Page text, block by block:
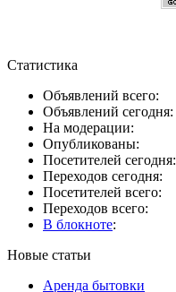
Статистика
Объявлений всего:
Объявлений сегодня:
На модерации:
Опубликованы:
Посетителей сегодня:
Переходов сегодня:
Посетителей всего:
Переходов всего:
В блокноте:
Новые статьи
Аренда бытовки